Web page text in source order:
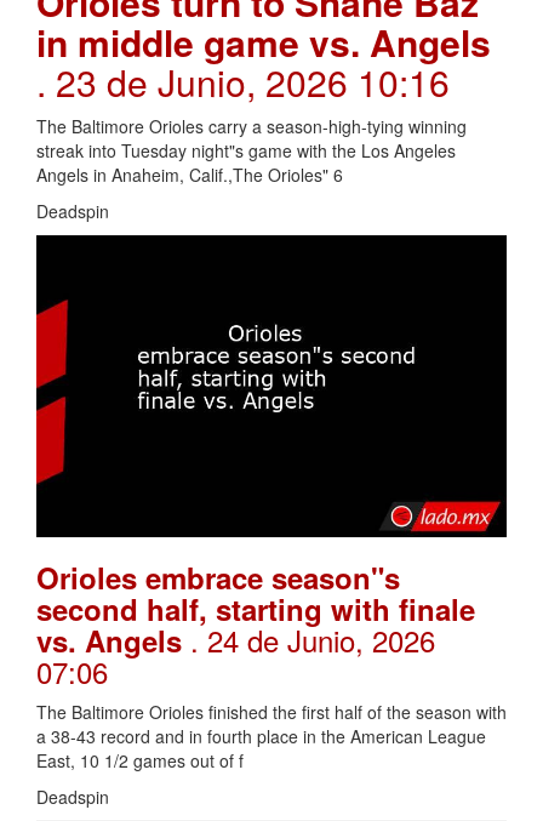
in middle game vs. Angels
. 23 de Junio, 2026 10:16
The Baltimore Orioles carry a season-high-tying winning
streak into Tuesday night"s game with the Los Angeles
Angels in Anaheim, Calif.,The Orioles" 6
Deadspin
Orioles embrace season"s
second half, starting with finale
vs. Angels . 24 de Junio, 2026
07:06
The Baltimore Orioles finished the first half of the season with
a 38-43 record and in fourth place in the American League
East, 10 1/2 games out of f
Deadspin